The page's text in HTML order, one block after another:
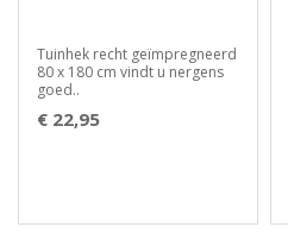
Tuinhek recht geïmpregneerd
80 x 180 cm vindt u nergens
goed..
€ 22,95